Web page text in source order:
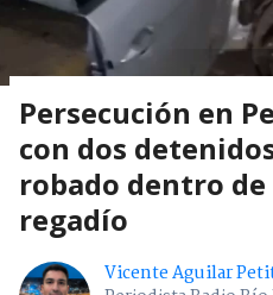
Persecución en
con dos
robado dentro
regadío
Vicente Aguilar